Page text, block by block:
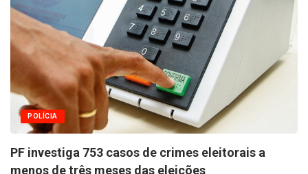
POLÍCIA
PF investiga 753 casos de crimes eleitorais a
menos de três meses das eleições